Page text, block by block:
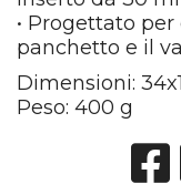
• Progettato
panchetto e il
Dimensioni:
Peso: 400 g